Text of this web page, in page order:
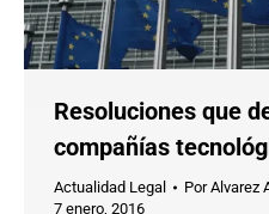
Resoluciones que
compañías
Actualidad Legal PorAlvarez
7 enero, 2016